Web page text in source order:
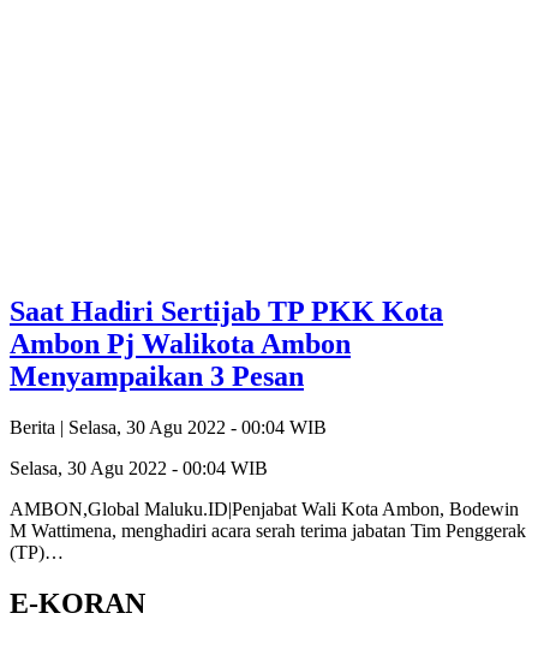
Saat Hadiri Sertijab TP PKK Kota
Ambon Pj Walikota Ambon
Menyampaikan 3 Pesan
Berita | Selasa, 30 Agu 2022 - 00:04 WIB
Selasa, 30 Agu 2022 - 00:04 WIB
AMBON,Global Maluku.ID|Penjabat Wali Kota Ambon, Bodewin
M Wattimena, menghadiri acara serah terima jabatan Tim Penggerak
(TP)…
E-KORAN